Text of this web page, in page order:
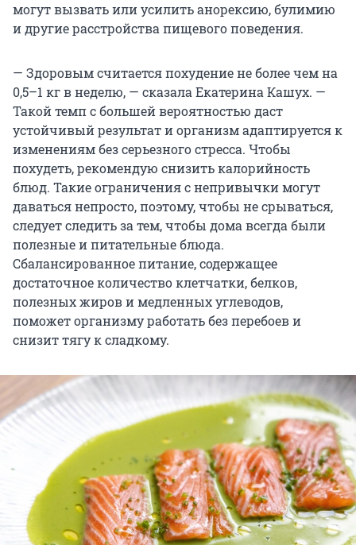
могут вызвать или усилить анорексию, булимию
и другие расстройства пищевого поведения.
— Здоровым считается похудение не более чем на
0,5–1 кг в неделю, — сказала Екатерина Кашух. —
Такой темп с большей вероятностью даст
устойчивый результат и организм адаптируется к
изменениям без серьезного стресса. Чтобы
похудеть, рекомендую снизить калорийность
блюд. Такие ограничения с непривычки могут
даваться непросто, поэтому, чтобы не срываться,
следует следить за тем, чтобы дома всегда были
полезные и питательные блюда.
Сбалансированное питание, содержащее
достаточное количество клетчатки, белков,
полезных жиров и медленных углеводов,
поможет организму работать без перебоев и
снизит тягу к сладкому.